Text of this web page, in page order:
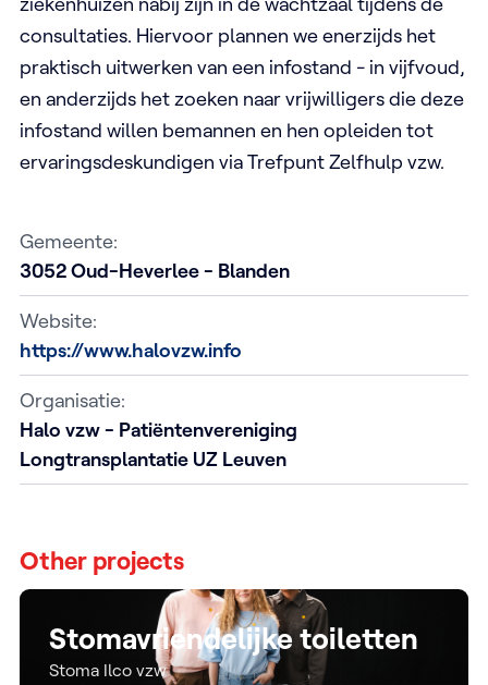
consultaties. Hiervoor plannen we enerzijds het
praktisch uitwerken van een infostand - in vijfvoud,
en anderzijds het zoeken naar vrijwilligers die deze
infostand willen bemannen en hen opleiden tot
ervaringsdeskundigen via Trefpunt Zelfhulp vzw.
Gemeente:
3052Oud-Heverlee - Blanden
Website:
https://www.halovzw.info
Organisatie:
Halo vzw - Patiëntenvereniging
Longtransplantatie UZ Leuven
Other projects
Stomavriendelijke toiletten
Stoma Ilco vzw